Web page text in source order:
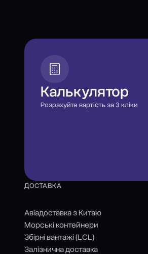
Калькулятор
Розрахуйте вартість за 3 кліки
ДОСТАВКА
Авіадоставка з Китаю
Морські контейнери
Збірні вантажі (LCL)
Залізнична доставка